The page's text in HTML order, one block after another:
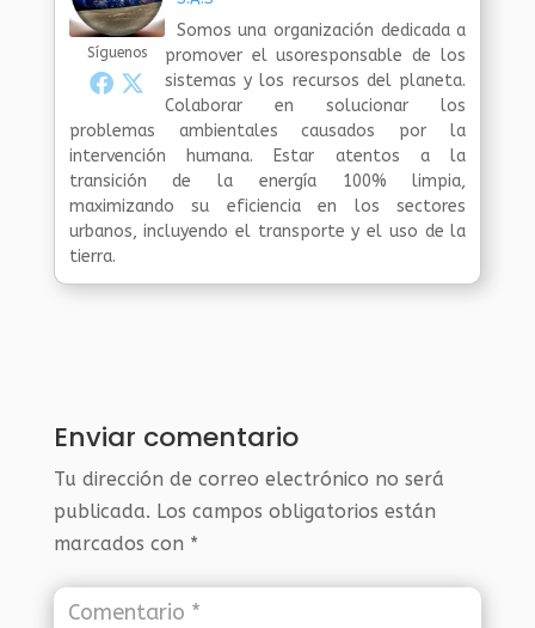
Síguenos
Somos una organización dedicada a
promover el usoresponsable de los
sistemas y los recursos del planeta.
Colaborar en solucionar los
problemas ambientales causados por la
intervención humana. Estar atentos a la
transición de la energía 100% limpia,
maximizando su eficiencia en los sectores
urbanos, incluyendo el transporte y el uso de la
tierra.
Enviar comentario
Tu dirección de correo electrónico no será
publicada. Los campos obligatorios están
marcados con *